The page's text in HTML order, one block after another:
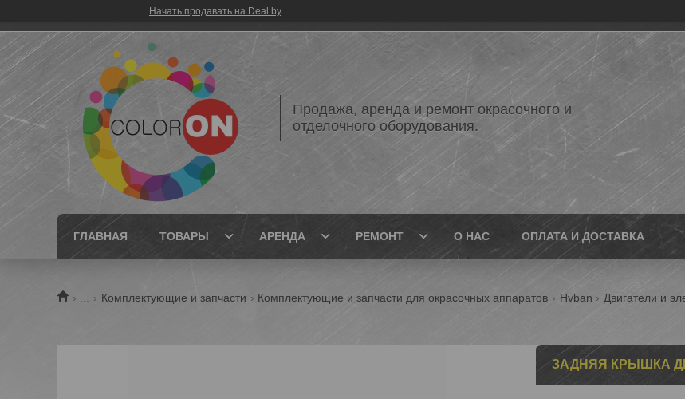
Начать продавать на Deal.by
Продажа, аренда и ремонт окрасочного и
отделочного оборудования.
ГЛАВНАЯ ТОВАРЫ АРЕНДА РЕМОНТ О НАС ОПЛАТА И ДОСТАВКА
Комплектующие и запчасти Комплектующие и запчасти для окрасочных аппаратов Hvban Двигатели и
ЗАДНЯЯ КРЫШКА